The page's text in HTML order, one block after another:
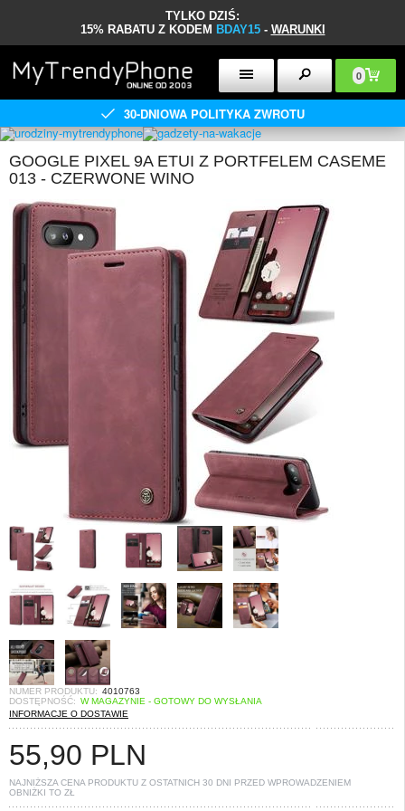
TYLKO DZIŚ:
15% RABATU Z KODEM BDAY15- WARUNKI
0
30-DNIOWA POLITYKA ZWROTU
GOOGLE PIXEL 9A ETUI Z PORTFELEM CASEME
013 - CZERWONE WINO
NUMER PRODUKTU: 4010763
DOSTĘPNOŚĆ: W MAGAZYNIE - GOTOWY DO WYSŁANIA
INFORMACJE O DOSTAWIE
55,90 PLN
NAJNIŻSZA CENA PRODUKTU Z OSTATNICH 30 DNI PRZED WPROWADZENIEM
OBNIŻKI TO ZŁ